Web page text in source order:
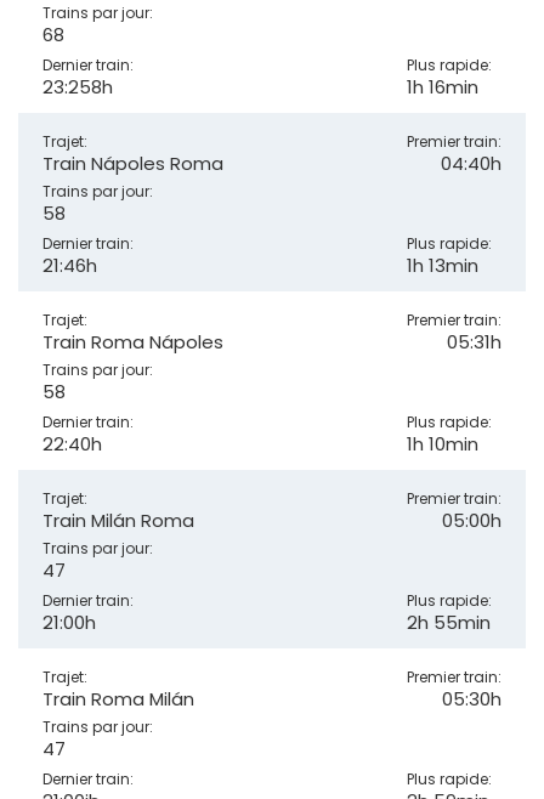
Trains par jour:
68
Dernier train:
23:258h
Plus rapide:
1h 16min
Trajet:
Train Nápoles Roma
Trains par jour:
58
Premier train:
04:40h
Dernier train:
21:46h
Plus rapide:
1h 13min
Trajet:
Train Roma Nápoles
Trains par jour:
58
Premier train:
05:31h
Dernier train:
22:40h
Plus rapide:
1h 10min
Trajet:
Train Milán Roma
Trains par jour:
47
Premier train:
05:00h
Dernier train:
21:00h
Plus rapide:
2h 55min
Trajet:
Train Roma Milán
Trains par jour:
47
Premier train:
05:30h
Dernier train: Plus rapide: